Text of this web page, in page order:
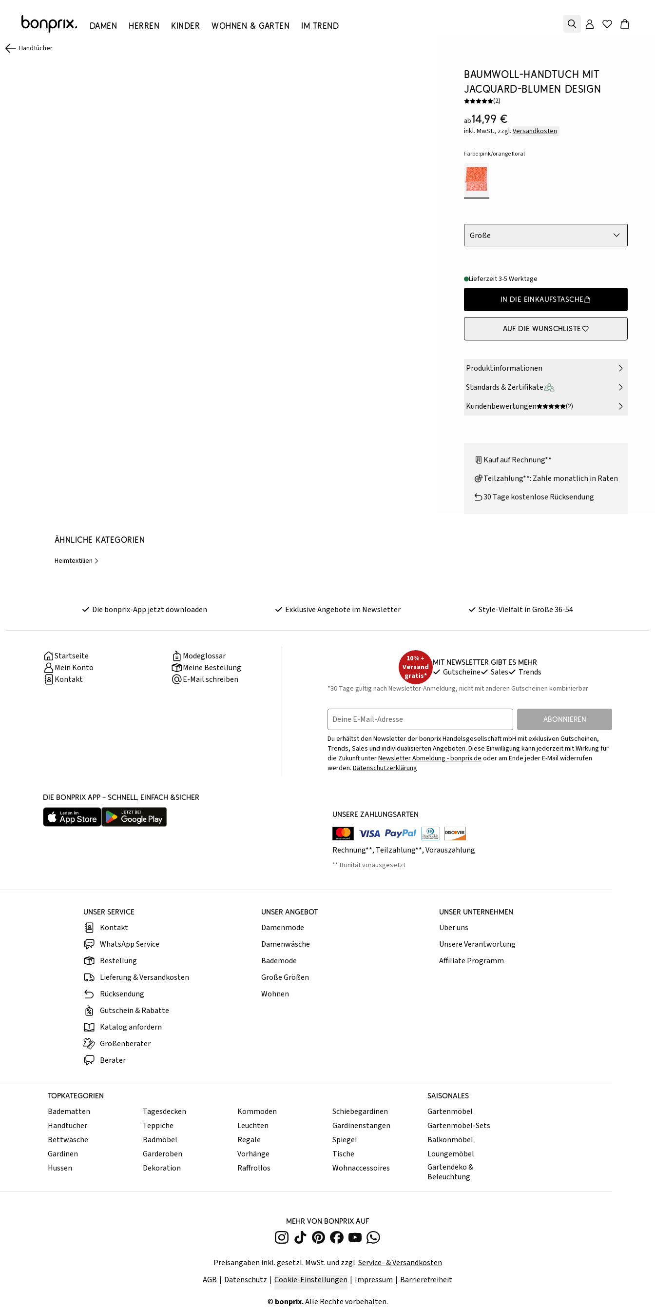
Damen Herren Kinder Wohnen & Garten Im Trend
Handtücher
Baumwoll-Handtuch mit
Jacquard-Blumen Design
(2)
ab14,99 €
inkl. MwSt., zzgl. Versandkosten
Farbe:pink/orange floral
Größe
Lieferzeit 3-5 Werktage
In die Einkaufstasche
Auf die Wunschliste
Produktinformationen
Standards & Zertifikate
Kundenbewertungen
(2)
Kauf auf Rechnung**
Teilzahlung**: Zahle monatlich in Raten
30 Tage kostenlose Rücksendung
Ähnliche Kategorien
Heimtextilien
Die bonprix-App jetzt downloaden Exklusive Angebote im Newsletter Style-Vielfalt in Größe 36-54
Startseite
Modeglossar
Mein Konto
Meine Bestellung
Kontakt
E-Mail schreiben
10% +
Versand
gratis*
Mit Newsletter gibt es mehr
Gutscheine Sales Trends
*30 Tage gültig nach Newsletter-Anmeldung, nicht mit anderen Gutscheinen kombinierbar
Deine E-Mail-Adresse ABONNIEREN
Du erhältst den Newsletter der bonprix Handelsgesellschaft mbH mit exklusiven Gutscheinen,
Trends, Sales und individualisierten Angeboten. Diese Einwilligung kann jederzeit mit Wirkung für
die Zukunft unterNewsletter Abmeldung - bonprix.deoder am Ende jeder E-Mail widerrufen
werden. Datenschutzerklärung
DIE BONPRIX APP – SCHNELL, EINFACH &SICHER
UNSERE ZAHLUNGSARTEN
Rechnung**, Teilzahlung**,Vorauszahlung
** Bonität vorausgesetzt
UNSER SERVICE
Kontakt
WhatsApp Service
Bestellung
Lieferung & Versandkosten
Rücksendung
Gutschein & Rabatte
Katalog anfordern
Größenberater
Berater
UNSER ANGEBOT
Damenmode
Damenwäsche
Bademode
Große Größen
Wohnen
UNSER UNTERNEHMEN
Über uns
Unsere Verantwortung
Affiliate Programm
TOPKATEGORIEN SAISONALES
Badematten
Handtücher
Bettwäsche
Gardinen
Hussen
Tagesdecken
Teppiche
Badmöbel
Garderoben
Dekoration
Kommoden
Leuchten
Regale
Vorhänge
Raffrollos
Schiebegardinen
Gardinenstangen
Spiegel
Tische
Wohnaccessoires
Gartenmöbel
Gartenmöbel-Sets
Balkonmöbel
Loungemöbel
Gartendeko &
Beleuchtung
MEHR VON BONPRIX AUF
Preisangaben inkl. gesetzl. MwSt. und zzgl.Service- & Versandkosten
AGB
Datenschutz Cookie-Einstellungen Impressum Barrierefreiheit
© bonprix.Alle Rechte vorbehalten.